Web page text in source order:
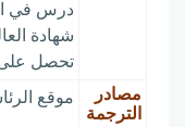
درس في
تحصل على
مصادر
الترجمة
موقع